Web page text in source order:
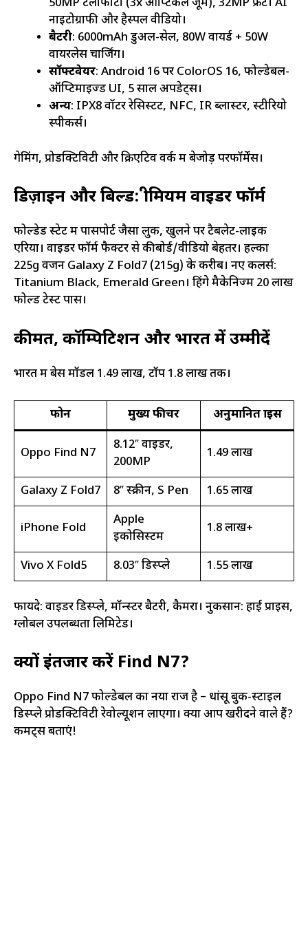
50MP टेलीफोटो (3x ऑप्टिकल जूम), 32MP फ्रंट। AI
नाइटोग्राफी और हैस्पल वीडियो।
बैटरी: 6000mAh डुअल-सेल, 80W वायर्ड + 50W
वायरलेस चार्जिंग।
सॉफ्टवेयर: Android 16 पर ColorOS 16, फोल्डेबल-
ऑप्टिमाइज्ड UI, 5 साल अपडेट्स।
अन्य: IPX8 वॉटर रेसिस्टेंट, NFC, IR ब्लास्टर, स्टीरियो
स्पीकर्स।​
गेमिंग, प्रोडक्टिविटी और क्रिएटिव वर्क में बेजोड़ परफॉर्मेंस।​
डिज़ाइन और बिल्ड: प्रीमियम वाइडर फॉर्म
फोल्डेड स्टेट में पासपोर्ट जैसा लुक, खुलने पर टैबलेट-लाइक
एरिया। वाइडर फॉर्म फैक्टर से कीबोर्ड/वीडियो बेहतर। हल्का
225g वजन Galaxy Z Fold7 (215g) के करीब। नए कलर्स:
Titanium Black, Emerald Green। हिंगे मैकेनिज्म 20 लाख
फोल्ड टेस्ट पास।
कीमत, कॉम्पिटिशन और भारत में उम्मीदें
भारत में बेस मॉडल 1.49 लाख, टॉप 1.8 लाख तक।​
फोन मुख्य फीचर अनुमानित प्राइस
Oppo Find N7
8.12″ वाइडर,
200MP
₹1.49 लाख ​
Galaxy Z Fold7 8″ स्क्रीन, S Pen ₹1.65 लाख
iPhone Fold
Apple
इकोसिस्टम
₹1.8 लाख+
Vivo X Fold5 8.03″ डिस्प्ले ₹1.55 लाख
फायदे: वाइडर डिस्प्ले, मॉन्स्टर बैटरी, कैमरा। नुकसान: हाई प्राइस,
ग्लोबल उपलब्धता लिमिटेड।
क्यों इंतजार करें Find N7?
Oppo Find N7 फोल्डेबल का नया राज है – धांसू बुक-स्टाइल
डिस्प्ले प्रोडक्टिविटी रेवोल्यूशन लाएगा। क्या आप खरीदने वाले हैं?
कमेंट्स बताएं!